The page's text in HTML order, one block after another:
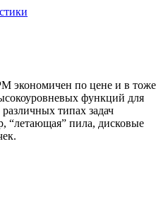
экономичен по цене и в тоже
функций для
типах задач
“летающая” пила, дисковые